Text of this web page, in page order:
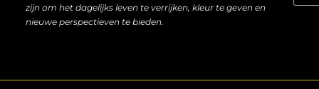
zijn om het dagelijks leven te verrijken, kleur te geven en
nieuwe perspectieven te bieden.